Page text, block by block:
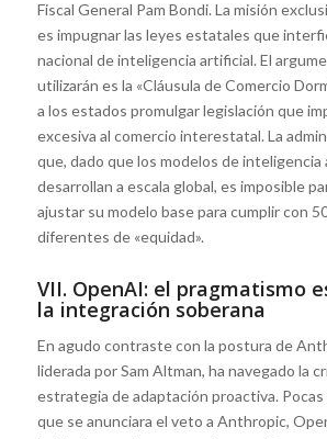
Fiscal General Pam Bondi. La misión
es impugnar las leyes estatales que
nacional de inteligencia artificial. El
utilizarán es la «Cláusula de Comercio
a los estados promulgar legislación que
excesiva al comercio interestatal. La
que, dado que los modelos de inteligencia
desarrollan a escala global, es imposible
ajustar su modelo base para cumplir con
diferentes de «equidad».
VII. OpenAI: el pragmatismo
la integración soberana
En agudo contraste con la postura de
liderada por Sam Altman, ha navegado la
estrategia de adaptación proactiva.
que se anunciara el veto a Anthropic,